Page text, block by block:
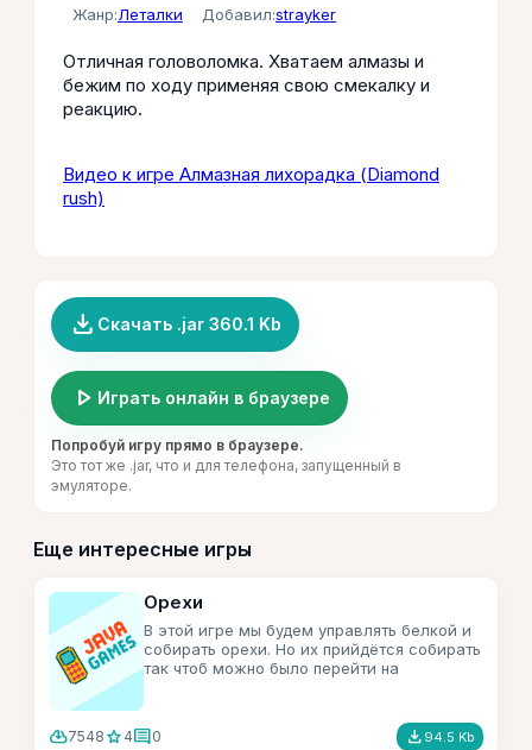
Жанр:Леталки Добавил:strayker
Отличная головоломка. Хватаем алмазы и
бежим по ходу применяя свою смекалку и
реакцию.
Видео к игре Алмазная лихорадка (Diamond
rush)
file_download Скачать .jar 360.1 Kb
play_arrow Играть онлайн в браузере
Попробуй игру прямо в браузере.
Это тот же .jar, что и для телефона, запущенный в
эмуляторе.
Еще интересные игры
Орехи
В этой игре мы будем управлять белкой и
собирать орехи. Но их прийдётся собирать
так чтоб можно было перейти на
cloud_download7548 star 4comment0 file_download 94.5 Kb